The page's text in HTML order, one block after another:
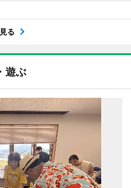
る
遊ぶ